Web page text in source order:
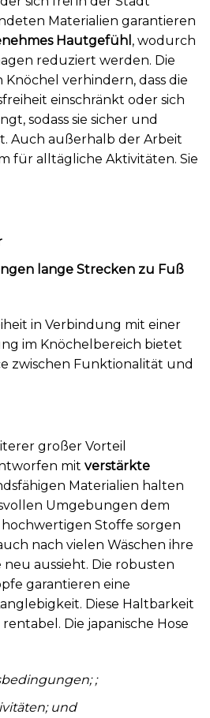
Materialien garantieren
Hautgefühl , wodurch
reduziert werden. Die
verhindern, dass die
einschränkt oder sich
sodass sie sicher und
Auch außerhalb der Arbeit
für alltägliche Aktivitäten. Sie
lange Strecken zu Fuß
in Verbindung mit einer
im Knöchelbereich bietet
zwischen Funktionalität und
großer Vorteil
mit verstärkte
Materialien halten
Umgebungen dem
hochwertigen Stoffe sorgen
nach vielen Wäschen ihre
aussieht. Die robusten
garantieren eine
Diese Haltbarkeit
Die japanische Hose
;
und